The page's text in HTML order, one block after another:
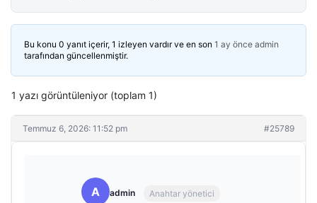
Bu konu 0 yanıt içerir, 1 izleyen vardır ve en son 1 ay önce admin
tarafından güncellenmiştir.
1 yazı görüntüleniyor (toplam 1)
Temmuz 6, 2026: 11:52 pm #25789
A admin Anahtar yönetici